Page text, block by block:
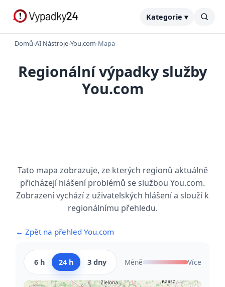
Kategorie ▾
Domů›AI Nástroje›You.com›Mapa
Regionální výpadky služby
You.com
Tato mapa zobrazuje, ze kterých regionů aktuálně
přicházejí hlášení problémů se službou You.com.
Zobrazení vychází z uživatelských hlášení a slouží k
regionálnímu přehledu.
← Zpět na přehled You.com
6 h 24 h 3 dny Méně Více